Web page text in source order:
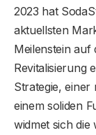
2023 hat
aktuellsten
Meilenstein auf
Revitalisierung
Strategie, einer
einem soliden
widmet sich die